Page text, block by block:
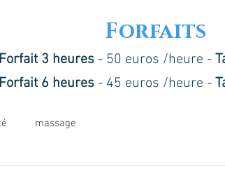
Forfaits
Forfait 3 heures - 50 euros /heure -
Forfait 6 heures - 45 euros /heure -
massage